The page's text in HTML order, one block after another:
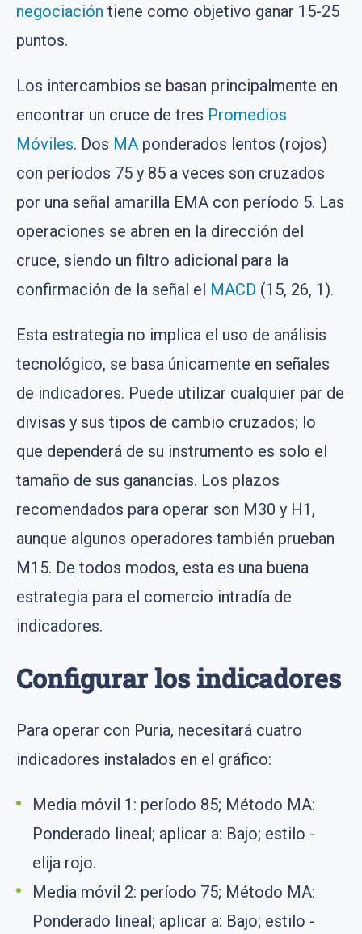
negociación tiene como objetivo ganar 15-25
puntos.
Los intercambios se basan principalmente en
encontrar un cruce de tres Promedios
Móviles. Dos MA ponderados lentos (rojos)
con períodos 75 y 85 a veces son cruzados
por una señal amarilla EMA con período 5. Las
operaciones se abren en la dirección del
cruce, siendo un filtro adicional para la
confirmación de la señal el MACD (15, 26, 1).
Esta estrategia no implica el uso de análisis
tecnológico, se basa únicamente en señales
de indicadores. Puede utilizar cualquier par de
divisas y sus tipos de cambio cruzados; lo
que dependerá de su instrumento es solo el
tamaño de sus ganancias. Los plazos
recomendados para operar son M30 y H1,
aunque algunos operadores también prueban
M15. De todos modos, esta es una buena
estrategia para el comercio intradía de
indicadores.
Configurar los indicadores
Para operar con Puria, necesitará cuatro
indicadores instalados en el gráfico:
Media móvil 1: período 85; Método MA:
Ponderado lineal; aplicar a: Bajo; estilo -
elija rojo.
Media móvil 2: período 75; Método MA:
Ponderado lineal; aplicar a: Bajo; estilo -